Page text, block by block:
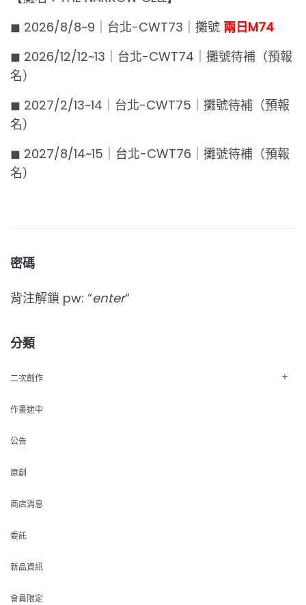
◼︎ 2026/8/8~9｜台北-CWT73｜攤號 兩日M74
◼︎ 2026/12/12~13｜台北-CWT74｜攤號待補（預報
名）
◼︎ 2027/2/13~14｜台北-CWT75｜攤號待補（預報
名）
◼︎ 2027/8/14~15｜台北-CWT76｜攤號待補（預報
名）
密碼
背注解鎖 pw: “enter“
分類
二次創作
作畫途中
公告
原創
商店消息
委託
新品資訊
會員限定